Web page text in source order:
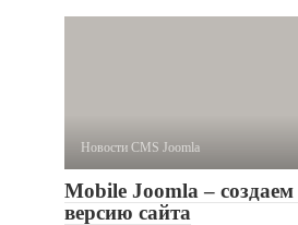
Новости CMS Joomla
Mobile Joomla –
версию сайта